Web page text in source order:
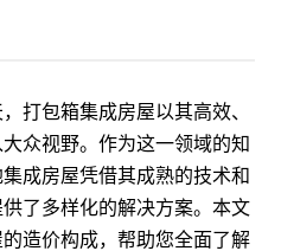
，打包箱集成房屋以其高效、
众视野。作为这一领域的知
成房屋凭借其成熟的技术和
了多样化的解决方案。本文
造价构成，帮助您全面了解